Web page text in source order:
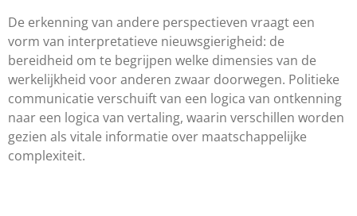
De erkenning van andere perspectieven vraagt een
vorm van interpretatieve nieuwsgierigheid: de
bereidheid om te begrijpen welke dimensies van de
werkelijkheid voor anderen zwaar doorwegen. Politieke
communicatie verschuift van een logica van ontkenning
naar een logica van vertaling, waarin verschillen worden
gezien als vitale informatie over maatschappelijke
complexiteit.